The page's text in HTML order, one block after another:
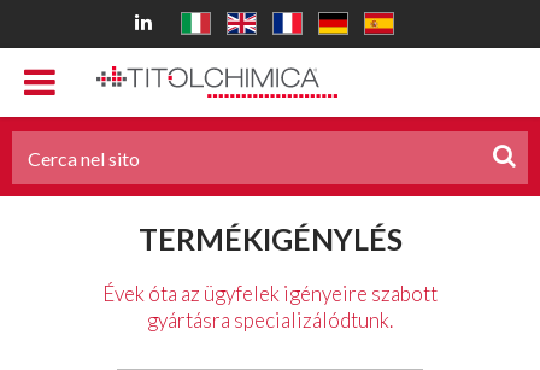
TERMÉKIGÉNYLÉS
Évek óta az ügyfelek igényeire szabott
gyártásra specializálódtunk.